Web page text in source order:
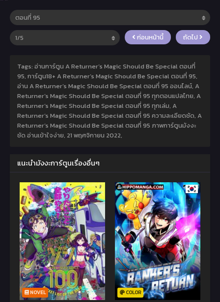
ก่อนหน้านี้ ถัดไป
Tags: อ่านการ์ตูน A Returner’s Magic Should Be Special ตอนที่
95, การ์ตูน18+ A Returner’s Magic Should Be Special ตอนที่ 95,
อ่าน A Returner’s Magic Should Be Special ตอนที่ 95 ออนไลน์, A
Returner’s Magic Should Be Special ตอนที่ 95 ทุกตอนแปลไทย, A
Returner’s Magic Should Be Special ตอนที่ 95 ทุกเล่ม, A
Returner’s Magic Should Be Special ตอนที่ 95 ความละเอียดชัด, A
Returner’s Magic Should Be Special ตอนที่ 95 ภาพการ์ตูนมังงะ
ชัด อ่านเข้าใจง่าย, 21 พฤศจิกายน 2022,
แนะนำมังงะการ์ตูนเรื่องอื่นๆ
NOVEL COLOR